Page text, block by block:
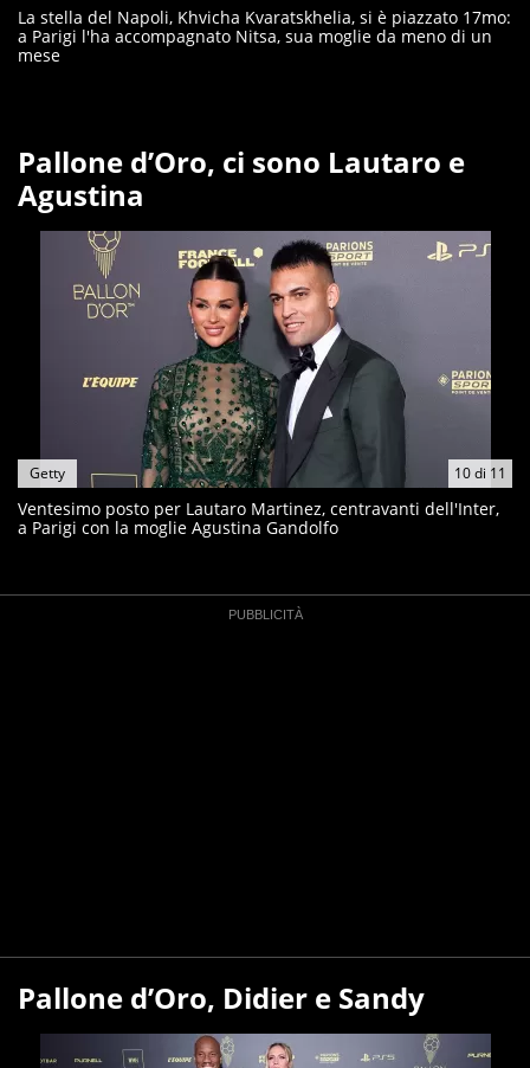
La stella del Napoli, Khvicha Kvaratskhelia, si è piazzato 17mo:
a Parigi l'ha accompagnato Nitsa, sua moglie da meno di un
mese
Pallone d’Oro, ci sono Lautaro e
Agustina
10di 11
Getty
Ventesimo posto per Lautaro Martinez, centravanti dell'Inter,
a Parigi con la moglie Agustina Gandolfo
Pallone d’Oro, Didier e Sandy